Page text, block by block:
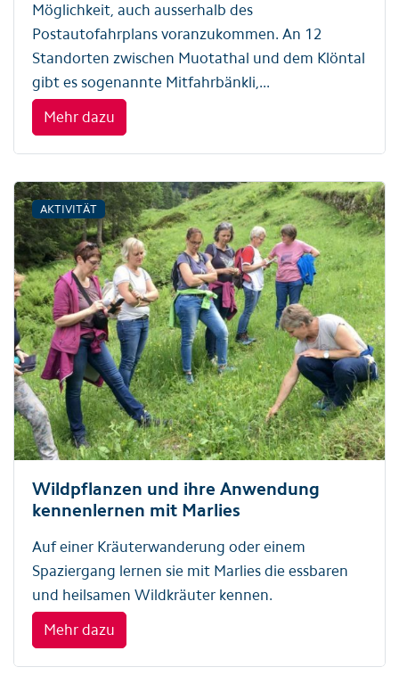
Möglichkeit, auch ausserhalb des
Postautofahrplans voranzukommen. An 12
Standorten zwischen Muotathal und dem Klöntal
gibt es sogenannte Mitfahrbänkli,...
Mehr dazu
AKTIVITÄT
Wildpflanzen und ihre Anwendung
kennenlernen mit Marlies
Auf einer Kräuterwanderung oder einem
Spaziergang lernen sie mit Marlies die essbaren
und heilsamen Wildkräuter kennen.
Mehr dazu